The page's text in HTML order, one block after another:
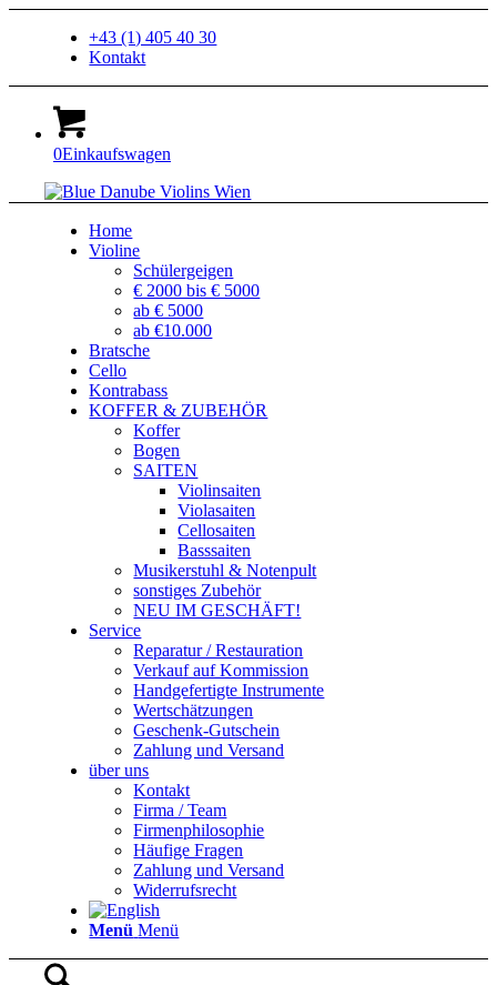
+43 (1) 405 40 30
Kontakt
0Einkaufswagen
Home
Violine
Schülergeigen
€ 2000 bis € 5000
ab € 5000
ab €10.000
Bratsche
Cello
Kontrabass
KOFFER & ZUBEHÖR
Koffer
Bogen
SAITEN
Violinsaiten
Violasaiten
Cellosaiten
Basssaiten
Musikerstuhl & Notenpult
sonstiges Zubehör
NEU IM GESCHÄFT!
Service
Reparatur / Restauration
Verkauf auf Kommission
Handgefertigte Instrumente
Wertschätzungen
Geschenk-Gutschein
Zahlung und Versand
über uns
Kontakt
Firma / Team
Firmenphilosophie
Häufige Fragen
Zahlung und Versand
Widerrufsrecht
Menü Menü